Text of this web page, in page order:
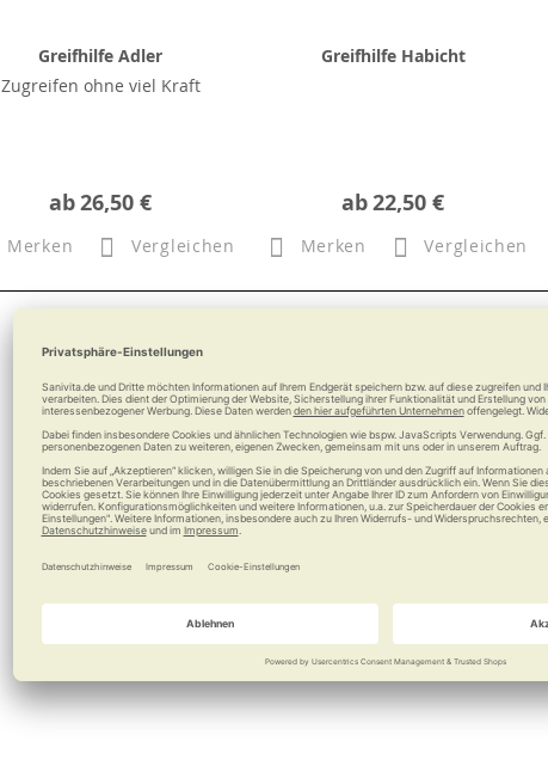
Greifhilfe Adler
Zugreifen ohne viel Kraft
ab26,50 €
Merken Vergleichen
Greifhilfe Habicht
ab22,50 €
Merken Vergleichen